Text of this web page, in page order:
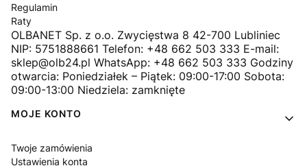
Regulamin
Raty
OLBANET Sp. z o.o. Zwycięstwa 8 42-700 Lubliniec
NIP: 5751888661 Telefon: +48 662 503 333 E-mail:
sklep@olb24.pl WhatsApp: +48 662 503 333 Godziny
otwarcia: Poniedziałek – Piątek: 09:00-17:00 Sobota:
09:00-13:00 Niedziela: zamknięte
MOJE KONTO
Twoje zamówienia
Ustawienia konta